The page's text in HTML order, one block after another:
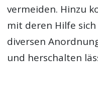
vermeiden. Hinzu
mit deren Hilfe
diversen
und herschalten